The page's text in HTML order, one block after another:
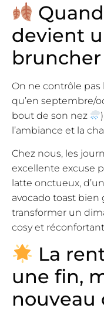
devient
bruncher
On ne contrôle
qu’en septembre/
bout de son nez
l’ambiance et la
Chez nous, les
excellente excuse
latte onctueux,
avocado toast bien
transformer un
cosy et
La
une fin,
nouveau